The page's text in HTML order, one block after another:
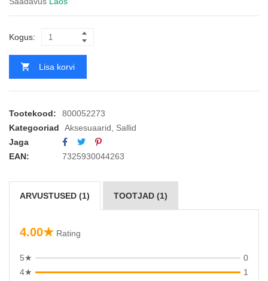
Kogus:
Lisa korvi
Tootekood:
800052273
Kategooriad
Aksesuaarid
Sallid
Jaga
EAN:
7325930044263
ARVUSTUSED (1) TOOTJAD (1)
4.00★ Rating
5★
0
4★
1